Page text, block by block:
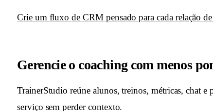
Crie um fluxo de CRM pensado para cada relação
Gerencie o coaching com menos
TrainerStudio reúne alunos, treinos, métricas, chat
serviço sem perder contexto.